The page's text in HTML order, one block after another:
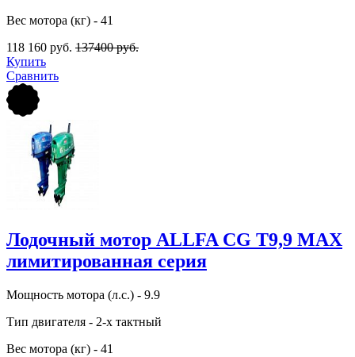
Вес мотора (кг) - 41
118 160 руб. 137400 руб.
Купить
Сравнить
Лодочный мотор ALLFA CG Т9,9 MAX
лимитированная серия
Мощность мотора (л.с.) - 9.9
Тип двигателя - 2-х тактный
Вес мотора (кг) - 41